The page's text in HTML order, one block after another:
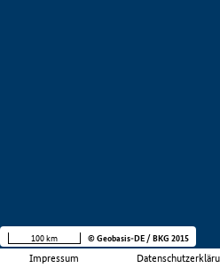
Impressum
100 km © Geobasis-DE / BKG 2015